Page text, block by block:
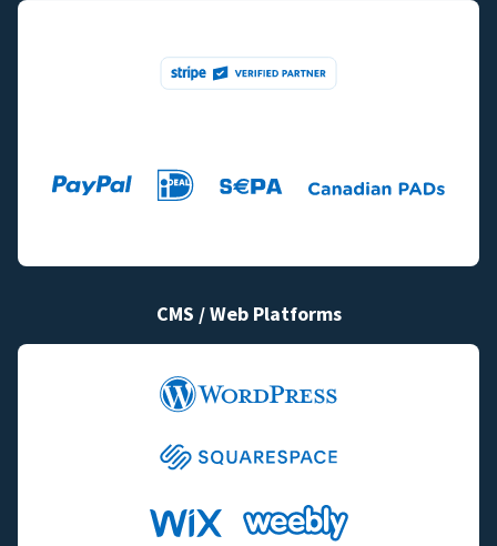
CMS / Web Platforms